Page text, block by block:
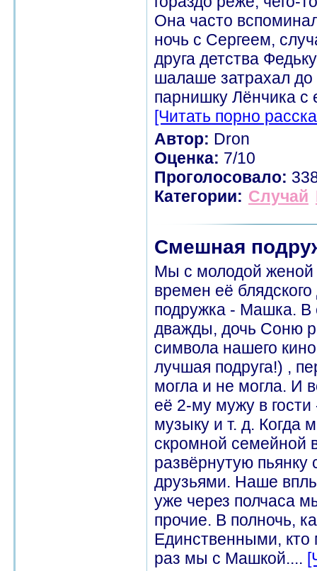
Она часто
ночь с Сергеем,
друга детства
шалаше затрахал до
парнишку Лёнчика с
[Читать порно
Автор: Dron
Оценка: 7/10
Проголосовало:
Категории: Случай
Смешная
Мы с молодой женой
времен её
подружка - Машка. В
дважды, дочь Соню
символа нашего
лучшая подруга!) ,
могла и не могла. И
её 2-му мужу в гости
музыку и т. д. Когда
скромной семейной
развёрнутую
друзьями. Наше
уже через полчаса
прочие. В полночь,
Единственными, кто
раз мы с Машкой....